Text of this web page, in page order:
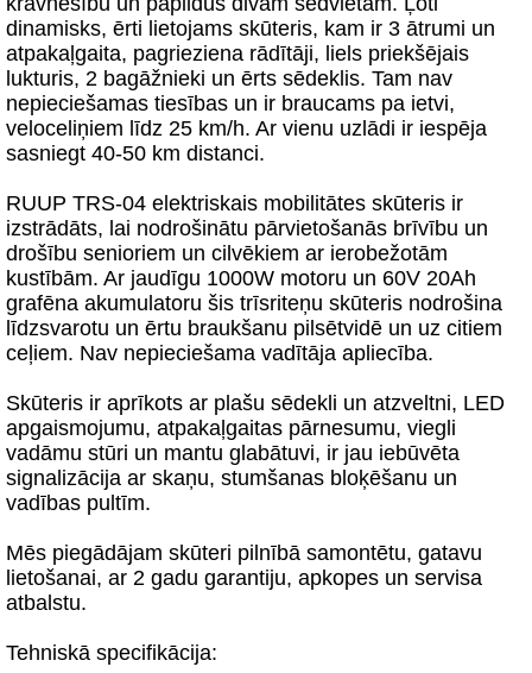
dinamisks, ērti lietojams skūteris, kam ir 3 ātrumi un
atpakaļgaita, pagrieziena rādītāji, liels priekšējais
lukturis, 2 bagāžnieki un ērts sēdeklis. Tam nav
nepieciešamas tiesības un ir braucams pa ietvi,
veloceliņiem līdz 25 km/h. Ar vienu uzlādi ir iespēja
sasniegt 40-50 km distanci.
RUUP TRS-04 elektriskais mobilitātes skūteris ir
izstrādāts, lai nodrošinātu pārvietošanās brīvību un
drošību senioriem un cilvēkiem ar ierobežotām
kustībām. Ar jaudīgu 1000W motoru un 60V 20Ah
grafēna akumulatoru šis trīsriteņu skūteris nodrošina
līdzsvarotu un ērtu braukšanu pilsētvidē un uz citiem
ceļiem. Nav nepieciešama vadītāja apliecība.
Skūteris ir aprīkots ar plašu sēdekli un atzveltni, LED
apgaismojumu, atpakaļgaitas pārnesumu, viegli
vadāmu stūri un mantu glabātuvi, ir jau iebūvēta
signalizācija ar skaņu, stumšanas bloķēšanu un
vadības pultīm.
Mēs piegādājam skūteri pilnībā samontētu, gatavu
lietošanai, ar 2 gadu garantiju, apkopes un servisa
atbalstu.
Tehniskā specifikācija: